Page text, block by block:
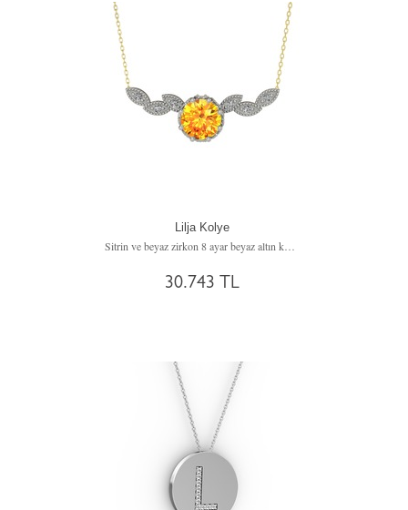
Lilja Kolye
Sitrin ve beyaz zirkon 8 ayar beyaz altın kolye (40 cm altın rolo zincir)
30.743 TL